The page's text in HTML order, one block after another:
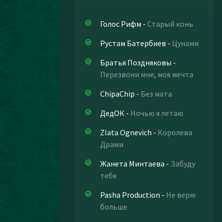
Голос Рифм - Старый конь
Рустам Батербиев - Цунами
Братья Поздняковы -
Перезвони мне, моя мечта
ChipaChip - Без мата
ДедОК - Ночью я летаю
Zlata Ognevich - Королева
Драми
Жанета Минтаева - Забуду
тебя
Pasha Production - Не верю
больше